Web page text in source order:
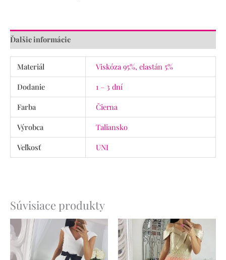
Ďalšie informácie
Materiál
Viskóza 95%, elastán 5%
Dodanie
1 – 3 dní
Farba
Čierna
Výrobca
Taliansko
Veľkosť
UNI
Súvisiace produkty